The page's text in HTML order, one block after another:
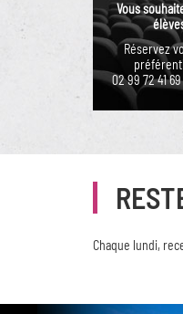
Vous
Réservez
02 99 72 41
Chaque lundi,